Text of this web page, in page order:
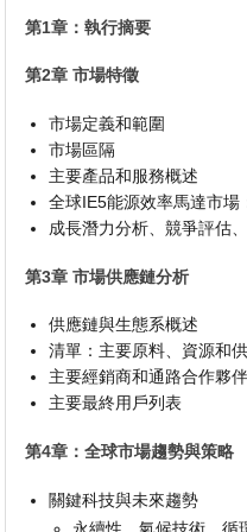
第1章：執行摘要
第2章 市場特徵
市場定義和範圍
市場區隔
主要產品和服務概述
全球IE5能源效率馬達市場
成長潛力分析、競爭評估
第3章 市場供應鏈分析
供應鏈與生態系概述
清單：主要原料、資源和
主要經銷商和通路合作夥
主要最終用戶列表
第4章：全球市場趨勢與策略
關鍵科技與未來趨勢
永續性、氣候技術、循